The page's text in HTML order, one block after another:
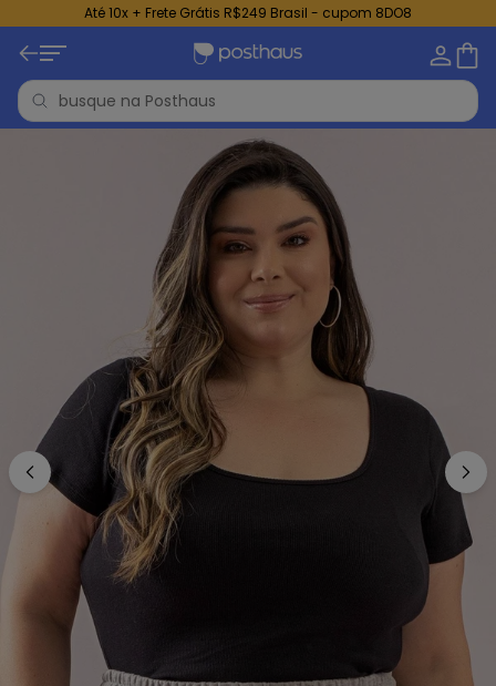
Até 10x + Frete Grátis R$249 Brasil - cupom 8DO8